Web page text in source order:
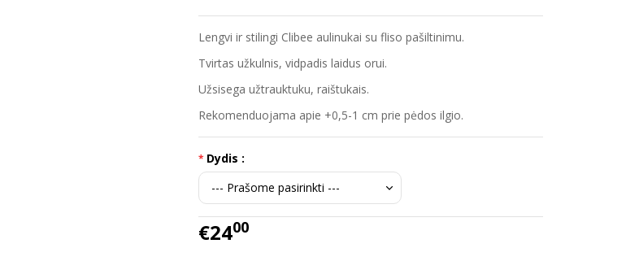
Lengvi ir stilingi Clibee aulinukai su fliso pašiltinimu.
Tvirtas užkulnis, vidpadis laidus orui.
Užsisega užtrauktuku, raištukais.
Rekomenduojama apie +0,5-1 cm prie pėdos ilgio.
Dydis :
€2400